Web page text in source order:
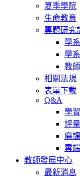
夏季學院
生命教育
專題研究
學
學
教
相關法規
表單下載
Q&A
學
評
磨
雲
教師發展中心
最新消息